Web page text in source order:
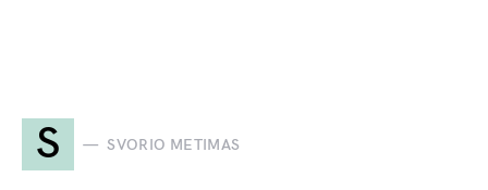
S SVORIO METIMAS